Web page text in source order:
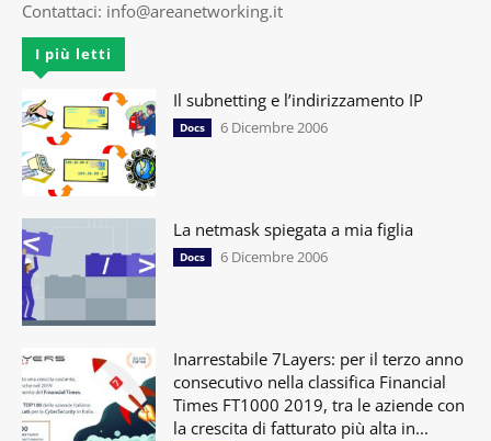
Contattaci: info@areanetworking.it
I più letti
Il subnetting e l’indirizzamento IP
Docs 6 Dicembre 2006
La netmask spiegata a mia figlia
Docs 6 Dicembre 2006
Inarrestabile 7Layers: per il terzo anno
consecutivo nella classifica Financial
Times FT1000 2019, tra le aziende con
la crescita di fatturato più alta in...